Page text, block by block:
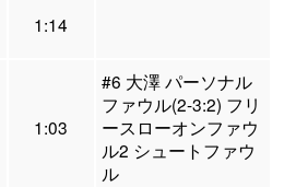
1:14
1:03
#6 大澤 パーソナル
ファウル(2-3:2) フリ
ースローオンファウ
ル2 シュートファウ
ル